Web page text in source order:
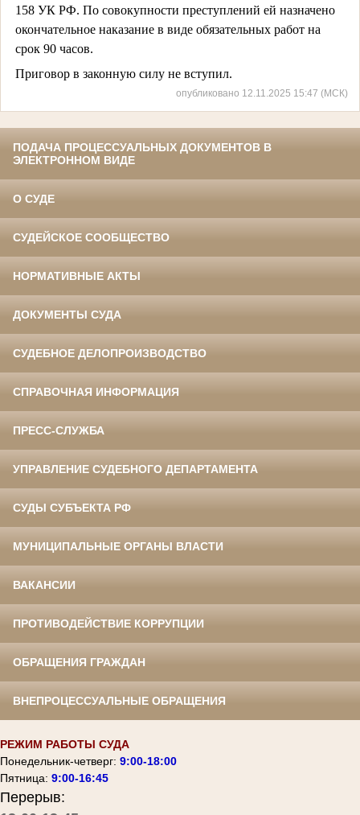
158 УК РФ. По совокупности преступлений ей назначено
окончательное наказание в виде обязательных работ на
срок 90 часов.
Приговор в законную силу не вступил.
опубликовано 12.11.2025 15:47 (МСК)
ПОДАЧА ПРОЦЕССУАЛЬНЫХ ДОКУМЕНТОВ В
ЭЛЕКТРОННОМ ВИДЕ
О СУДЕ
СУДЕЙСКОЕ СООБЩЕСТВО
НОРМАТИВНЫЕ АКТЫ
ДОКУМЕНТЫ СУДА
СУДЕБНОЕ ДЕЛОПРОИЗВОДСТВО
СПРАВОЧНАЯ ИНФОРМАЦИЯ
ПРЕСС-СЛУЖБА
УПРАВЛЕНИЕ СУДЕБНОГО ДЕПАРТАМЕНТА
СУДЫ СУБЪЕКТА РФ
МУНИЦИПАЛЬНЫЕ ОРГАНЫ ВЛАСТИ
ВАКАНСИИ
ПРОТИВОДЕЙСТВИЕ КОРРУПЦИИ
ОБРАЩЕНИЯ ГРАЖДАН
ВНЕПРОЦЕССУАЛЬНЫЕ ОБРАЩЕНИЯ
РЕЖИМ РАБОТЫ СУДА
Понедельник-четверг: 9:00-18:00
Пятница: 9:00-16:45
Перерыв: